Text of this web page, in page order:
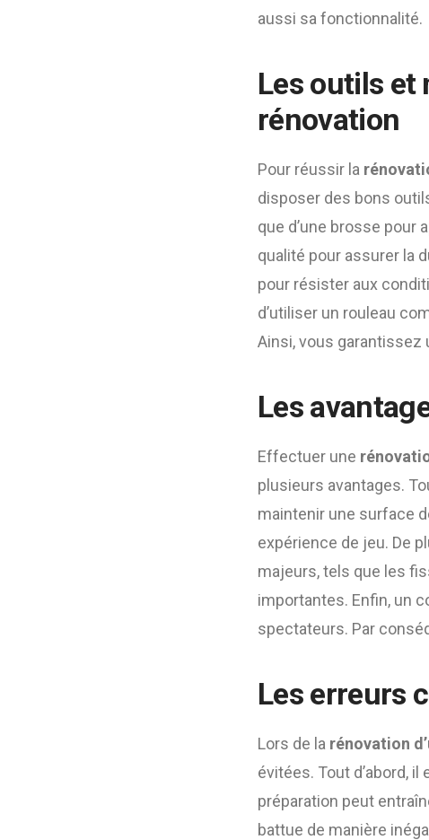
aussi sa fonctionnalité.
Les outils et
rénovation
Pour réussir la
disposer des bons
que d’une brosse pour
qualité pour assurer la
pour résister aux
d’utiliser un rouleau
Ainsi, vous garantissez
Les
Effectuer une
plusieurs avantages.
maintenir une surface
expérience de jeu. De
majeurs, tels que les
importantes. Enfin, un
spectateurs. Par
Les erreurs
Lors de la rénovation
évitées. Tout d’abord,
préparation peut
battue de manière